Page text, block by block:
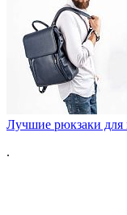
Лучшие рюкзаки для
.